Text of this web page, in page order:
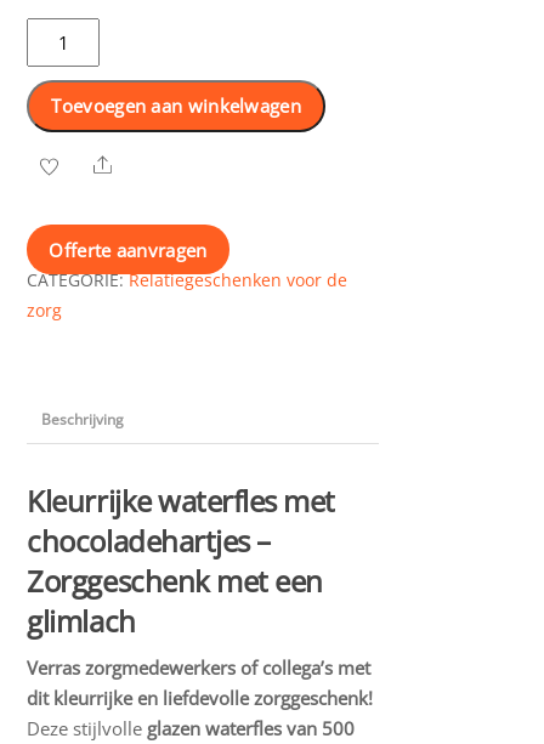
Zorggeschenk
waterfles
500ml
met
chocolade
hartjes
Toevoegen aan winkelwagen
Share
Offerte aanvragen
CATEGORIE:Relatiegeschenken voor de
zorg
Beschrijving
Kleurrijke waterfles met
chocoladehartjes –
Zorggeschenk met een
glimlach
Verras zorgmedewerkers of collega’s met
dit kleurrijke en liefdevolle zorggeschenk!
Deze stijlvolle glazen waterfles van 500